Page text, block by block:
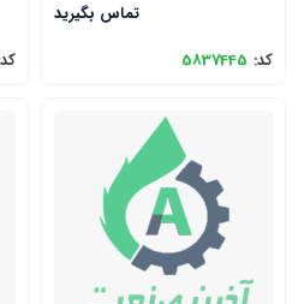
تماس بگیرید
کد: 5837445